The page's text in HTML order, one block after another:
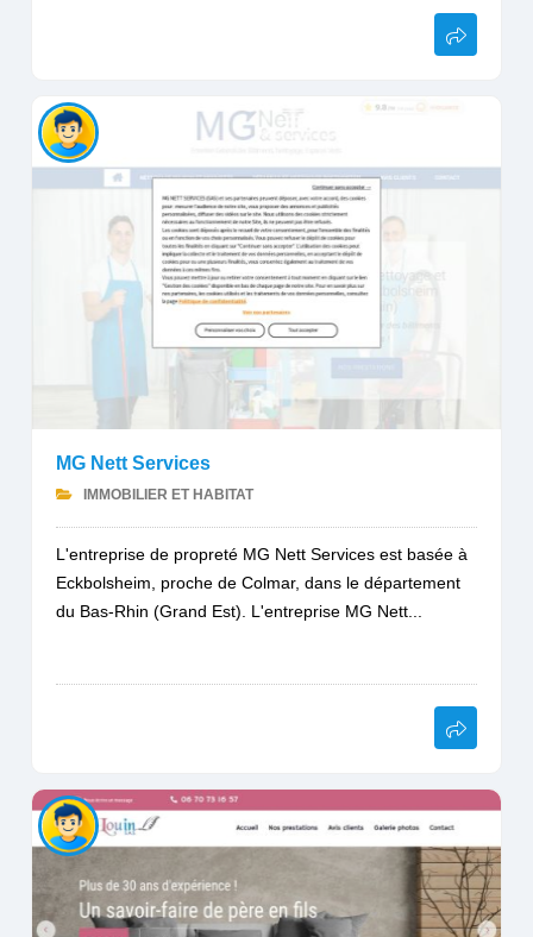
MG Nett Services
IMMOBILIER ET HABITAT
L'entreprise de propreté MG Nett Services est basée à
Eckbolsheim, proche de Colmar, dans le département
du Bas-Rhin (Grand Est). L'entreprise MG Nett...